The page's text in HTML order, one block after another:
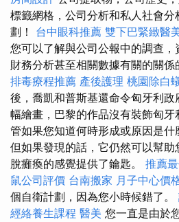
標籤網格，公司分析和私人社會
劃！ 台中眼科推薦 雙下巴緊緻醫
您可以了解與公司公報中的調查，
財務分析甚至相關數據有關的關係
排毒療程推薦 產後護理 桃園除白
後，喬凱和普斯基還命令匈牙利
幅繪畫，巴黎的作品沒有裝飾匈
管如果您知道何時形成或原因是什
但如果發現的話，它仍然可以幫
脫癱瘓的感覺提供了鑰匙。 推薦
鼠公司評價 台南搬家 月子中心價
個自衛計劃，因為您小時候錯了。
經絡養生課程 醫美 您一直是由於